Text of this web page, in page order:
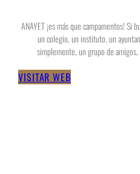
ANAYET ¡es más que campamentos! Si
un colegio, un instituto, un
simplemente, un grupo de
VISITAR WEB